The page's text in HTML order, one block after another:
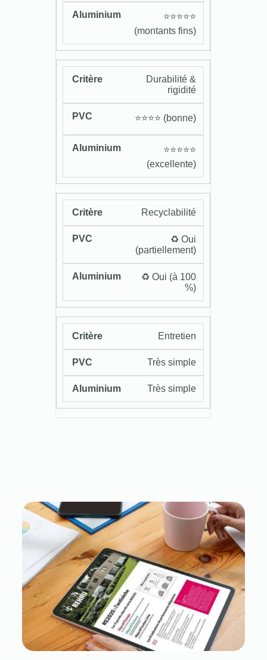
⭐️⭐️⭐️⭐️⭐️
(montants fins)
Durabilité &
rigidité
⭐️⭐️⭐️⭐️ (bonne)
⭐️⭐️⭐️⭐️⭐️
(excellente)
Recyclabilité
♻️ Oui
(partiellement)
♻️ Oui (à 100
%)
Entretien
Très simple
Très simple